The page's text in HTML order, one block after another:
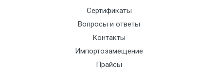
Сертификаты
Вопросы и ответы
Контакты
Импортозамещение
Прайсы